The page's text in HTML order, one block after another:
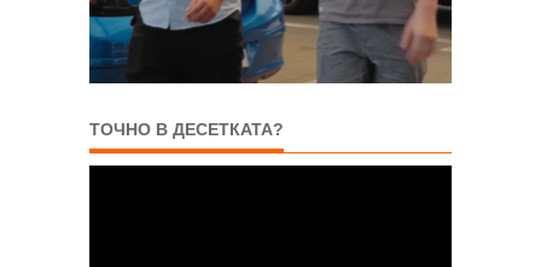
ТОЧНО В ДЕСЕТКАТА?